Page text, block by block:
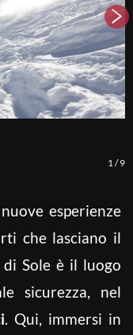
1 /9
esperienze
che lasciano il
Sole è il luogo
sicurezza, nel
. Qui, immersi in